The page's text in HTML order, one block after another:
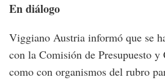
En diálogo
Viggiano Austria informó que se
con la Comisión de Presupuesto y
como con organismos del rubro